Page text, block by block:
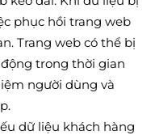
phục hồi trang web
Trang web có thể bị
trong thời gian
người dùng và
dữ liệu khách hàng